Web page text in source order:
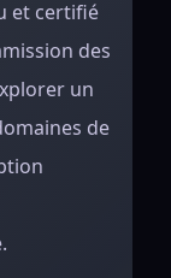
et certifié
des
un
de